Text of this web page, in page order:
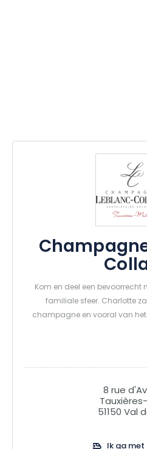
Kom en deel een bevoorrecht
familiale sfeer. Charlotte
champagne en vooral van
8 rue
51150 Val
Ik ga met